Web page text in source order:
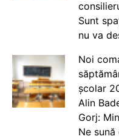
Sunt
nu va
Noi
școlar
Alin
Gorj:
Ne